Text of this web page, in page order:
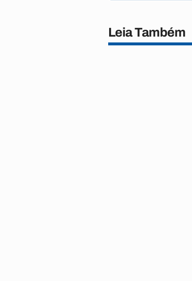
Leia Também